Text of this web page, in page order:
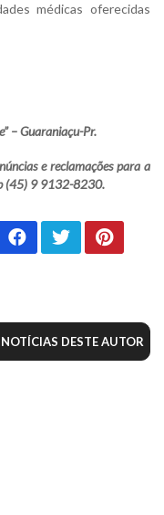
médicas oferecidas
– Guaraniaçu-Pr.
e reclamações para a
(45) 9 9132-8230.
DESTE AUTOR